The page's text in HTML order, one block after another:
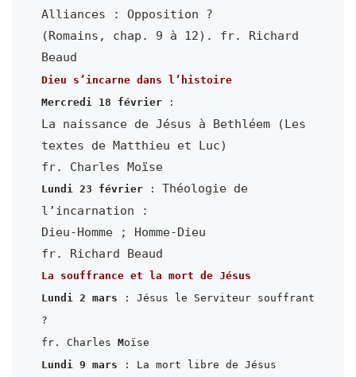
Alliances : Opposition ?
(Romains, chap. 9 à 12). fr. Richard
Beaud
Dieu s’incarne dans l’histoire
Mercredi 18 février
La naissance de Jésus à Bethléem (Les
textes de Matthieu et Luc)
fr. Charles Moïse
Lundi 23 février : Théologie de
l’incarnation :
Dieu-Homme ; Homme-Dieu
La souffrance et la mort de Jésus
Lundi 2 mars : Jésus le Serviteur souffrant
?
fr. Charles M
Lundi 9 mars : La mort libre de Jésus